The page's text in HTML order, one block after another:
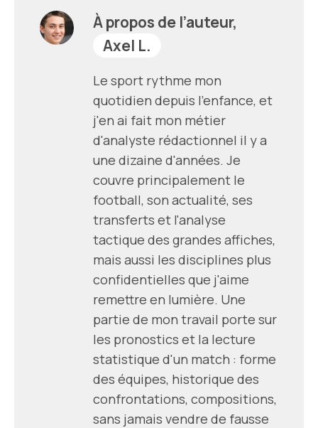
À propos de l’auteur,
Axel L.
Le sport rythme mon
quotidien depuis l'enfance, et
j'en ai fait mon métier
d'analyste rédactionnel il y a
une dizaine d'années. Je
couvre principalement le
football, son actualité, ses
transferts et l'analyse
tactique des grandes affiches,
mais aussi les disciplines plus
confidentielles que j'aime
remettre en lumière. Une
partie de mon travail porte sur
les pronostics et la lecture
statistique d'un match : forme
des équipes, historique des
confrontations, compositions,
sans jamais vendre de fausse